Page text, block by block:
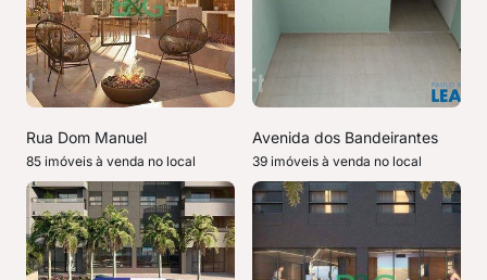
Rua Dom Manuel
85 imóveis à venda no local
Avenida dos Bandeirantes
39 imóveis à venda no local